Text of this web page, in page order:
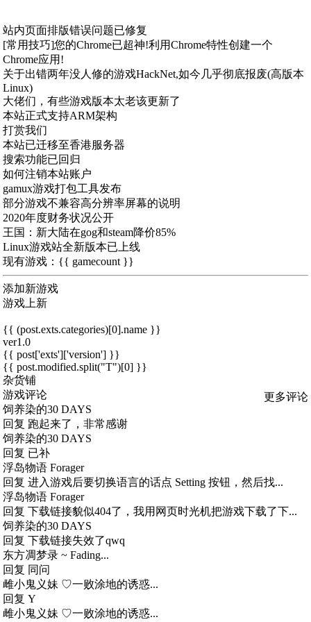
站内页面排版错误问题已修复
[常用技巧]您的Chrome已超神!利用Chrome特性创建一个
Chrome应用!
关于出错两年没人修的游戏HackNet,如今几乎彻底报废(高版本
Linux)
大佬们，有些游戏版本太老该更新了
本站正式支持ARM架构
打赏我们
本站已迁移至香港服务器
搜索功能已回归
如何注销本站账户
gamux游戏打包工具发布
部分游戏不兼容高分辨率屏幕的说明
2020年度财务状况公开
王国：新大陆在gog和steam降价85%
Linux游戏站全新版本已上线
现有游戏：{{ gamecount }}
添加新游戏
游戏上新
{{ (post.exts.categories)[0].name }}
ver1.0
{{ post['exts']['version'] }}
{{ post.modified.split("T")[0] }}
杂货铺
游戏评论
更多评论
饲养染的30 DAYS
回复 跑起来了，非常感谢
饲养染的30 DAYS
回复 已补
浮岛物语 Forager
回复 进入游戏后要切换语言的话点 Setting 按钮，然后找...
浮岛物语 Forager
回复 下载链接貌似404了，我用网页时光机把游戏下载了下...
饲养染的30 DAYS
回复 下载链接失效了qwq
东方凋梦录 ~ Fading...
回复 同问
雌小鬼义妹 ♡一败涂地的诱惑...
回复 Y
雌小鬼义妹 ♡一败涂地的诱惑...